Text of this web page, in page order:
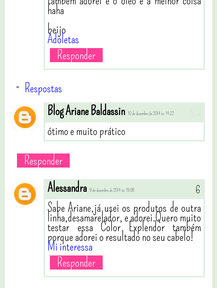
haha
beijo
Adoletas
Responder
Respostas
Blog Ariane Baldassin 10 de dezembro de 2014 às 14:22
ótimo e muito prático
Responder
Alessandra 9 de dezembro de 2014 às 19:08
Sabe Ariane,já usei os produtos de outra
linha,desamarelador, e adorei.Quero muito
testar essa Color Explendor também
porque adorei o resultado no seu cabelo!
Mi interessa
Responder